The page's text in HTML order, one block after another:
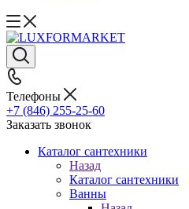
Телефоны
+7 (846) 255-25-60
Заказать звонок
Каталог сантехники
Назад
Каталог сантехники
Ванны